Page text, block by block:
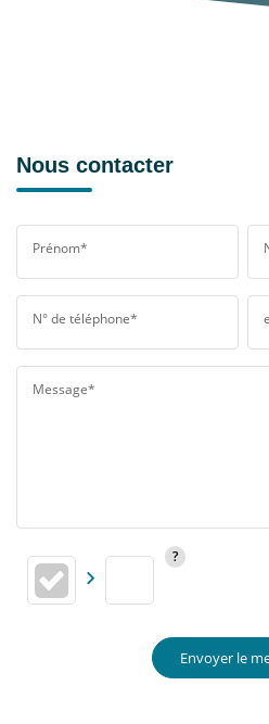
Nous contacter
Prénom*
N° de téléphone*
Message*
Envoyer le